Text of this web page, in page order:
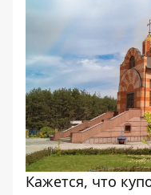
Кажется, что